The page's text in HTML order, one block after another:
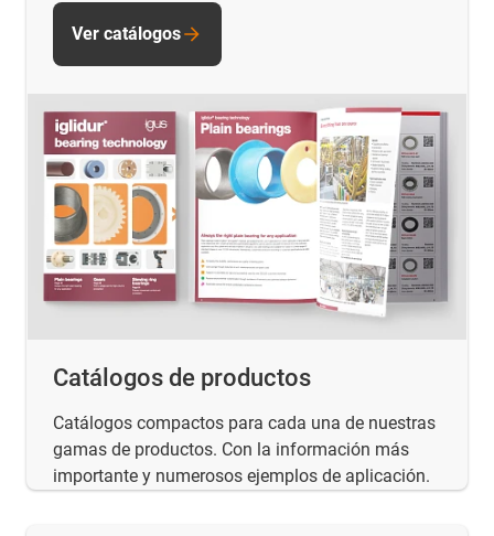
Catálogos de productos
Catálogos compactos para cada una de nuestras
gamas de productos. Con la información más
importante y numerosos ejemplos de aplicación.
Ver catálogos